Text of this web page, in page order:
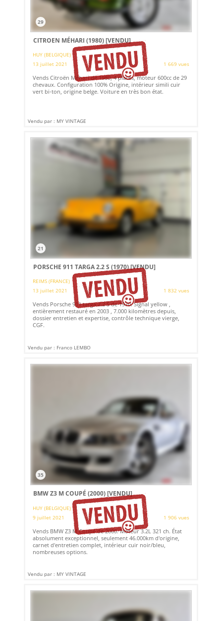
29
CITROEN MÉHARI (1980)[VENDU]
HUY (BELGIQUE)
13 juillet 2021
1 669 vues
Vends Citroën Méhari de 1980, 4 places, moteur 600cc de 29
chevaux. Configuration 100% Origine, intérieur simili cuir
vert bi-ton, origine belge. Voiture en très bon état.
Vendu par : MY VINTAGE
21
PORSCHE 911 TARGA 2.2 S (1970)[VENDU]
REIMS (FRANCE)
13 juillet 2021
1 832 vues
Vends Porsche 911 targa 2.2 S de 1970. Signal yellow ,
entièrement restauré en 2003 , 7.000 kilomètres depuis,
dossier entretien et expertise, contrôle technique vierge,
CGF.
Vendu par : Franco LEMBO
35
BMW Z3 M COUPÉ (2000)[VENDU]
HUY (BELGIQUE)
9 juillet 2021
1 906 vues
Vends BMW Z3 M Coupé de 2000. Moteur 3.2L 321 ch. État
absolument exceptionnel, seulement 46.000km d'origine,
carnet d'entretien complet, intérieur cuir noir/bleu,
nombreuses options.
Vendu par : MY VINTAGE